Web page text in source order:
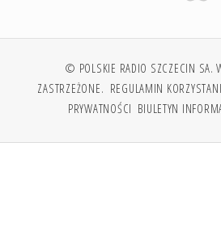
© POLSKIE RADIO SZCZECIN SA.
ZASTRZEŻONE. REGULAMIN
PRYWATNOŚCI BIULETYN